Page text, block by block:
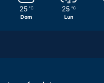
25 ℃
Dom
25 ℃
Lun